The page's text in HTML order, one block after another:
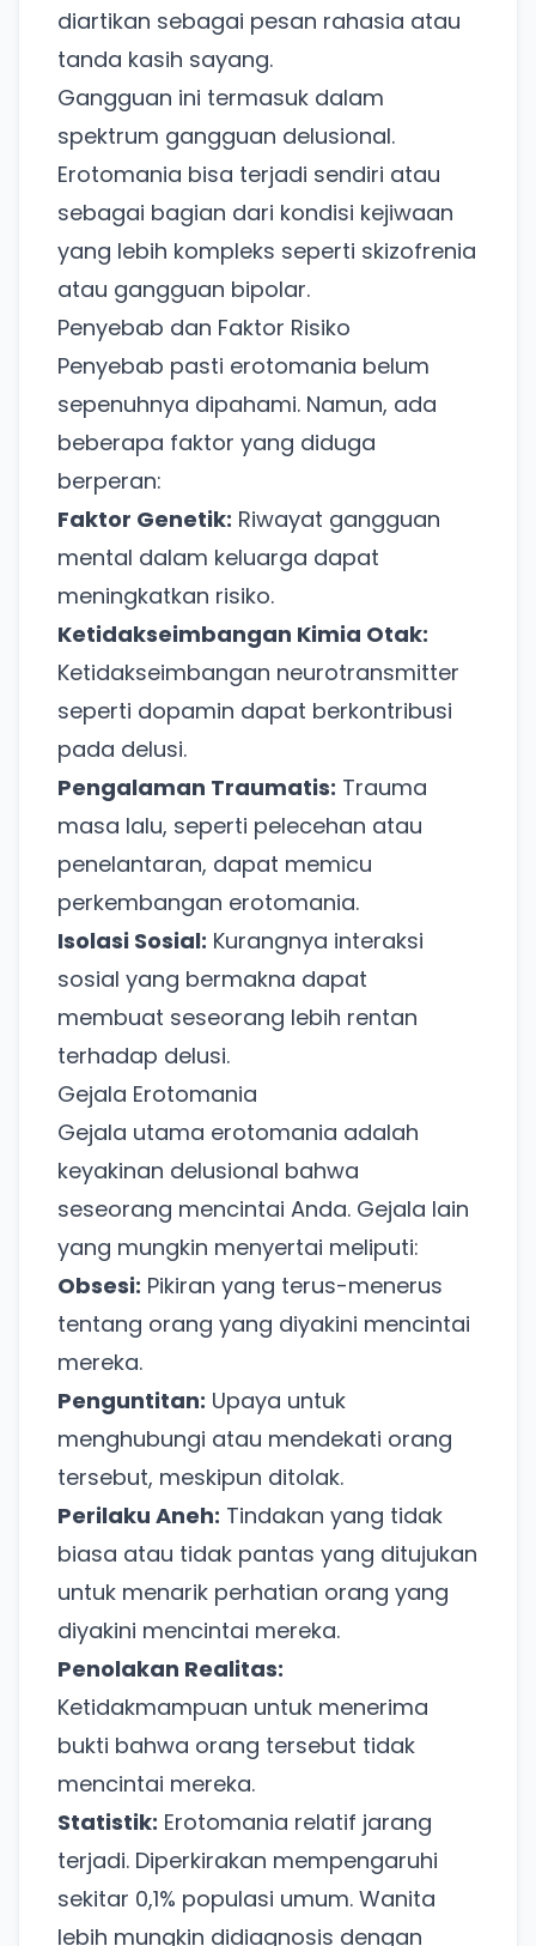
diartikan sebagai pesan rahasia atau
tanda kasih sayang.
Gangguan ini termasuk dalam
spektrum gangguan delusional.
Erotomania bisa terjadi sendiri atau
sebagai bagian dari kondisi kejiwaan
yang lebih kompleks seperti skizofrenia
atau gangguan bipolar.
Penyebab dan Faktor Risiko
Penyebab pasti erotomania belum
sepenuhnya dipahami. Namun, ada
beberapa faktor yang diduga
berperan:
Faktor Genetik: Riwayat gangguan
mental dalam keluarga dapat
meningkatkan risiko.
Ketidakseimbangan Kimia Otak:
Ketidakseimbangan neurotransmitter
seperti dopamin dapat berkontribusi
pada delusi.
Pengalaman Traumatis: Trauma
masa lalu, seperti pelecehan atau
penelantaran, dapat memicu
perkembangan erotomania.
Isolasi Sosial: Kurangnya interaksi
sosial yang bermakna dapat
membuat seseorang lebih rentan
terhadap delusi.
Gejala Erotomania
Gejala utama erotomania adalah
keyakinan delusional bahwa
seseorang mencintai Anda. Gejala lain
yang mungkin menyertai meliputi:
Obsesi: Pikiran yang terus-menerus
tentang orang yang diyakini mencintai
mereka.
Penguntitan: Upaya untuk
menghubungi atau mendekati orang
tersebut, meskipun ditolak.
Perilaku Aneh: Tindakan yang tidak
biasa atau tidak pantas yang ditujukan
untuk menarik perhatian orang yang
diyakini mencintai mereka.
Penolakan Realitas:
Ketidakmampuan untuk menerima
bukti bahwa orang tersebut tidak
mencintai mereka.
Statistik: Erotomania relatif jarang
terjadi. Diperkirakan mempengaruhi
sekitar 0,1% populasi umum. Wanita
lebih mungkin didiagnosis dengan